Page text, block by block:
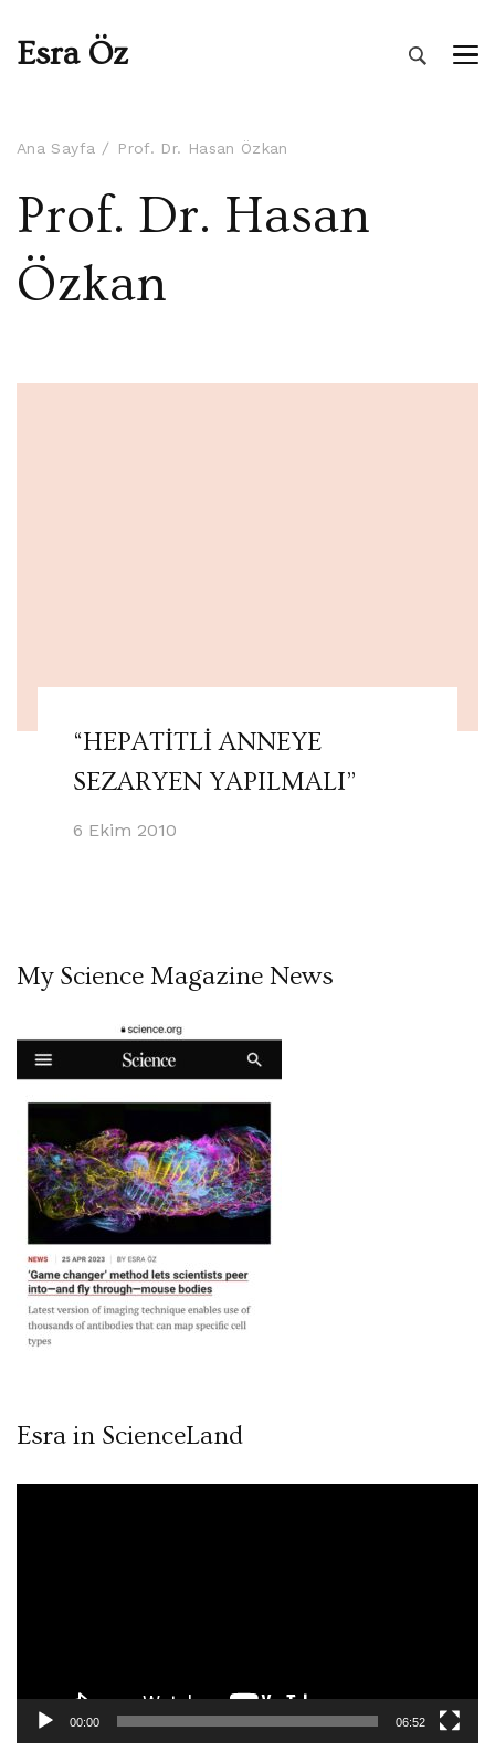
Esra Öz
Ana Sayfa Prof. Dr. Hasan Özkan
Prof. Dr. Hasan
Özkan
“HEPATİTLİ ANNEYE
SEZARYEN YAPILMALI”
6 Ekim 2010
My Science Magazine News
Esra in ScienceLand
00:00 06:52